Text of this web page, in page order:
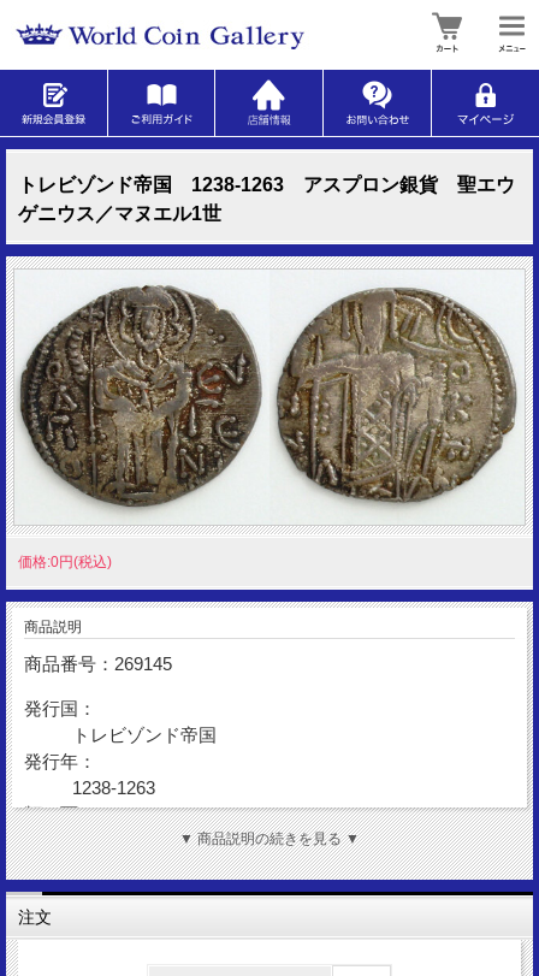
トレビゾンド帝国 1238-1263 アスプロン銀貨 聖エウ
ゲニウス／マヌエル1世
価格:0円(税込)
商品説明
商品番号：269145
発行国：
トレビゾンド帝国
発行年：
1238-1263
額 面：
アスプロン
金 性：
AR(Silver)
資 料：
▼ 商品説明の続きを見る ▼
注文